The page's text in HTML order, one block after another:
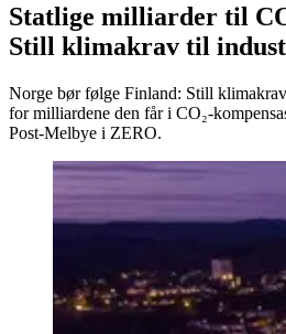
Statlige milliarder til
Still klimakrav til
Norge bør følge Finland: Still
for milliardene den får i CO₂-
Post-Melbye i ZERO.